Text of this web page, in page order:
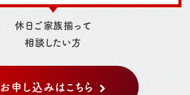
休日ご家族揃って
相談したい方
お申し込みはこちら